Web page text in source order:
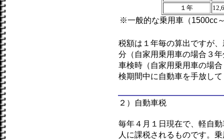
１年
※一般的な乗用車（1500cc
税額は１年毎の算出ですが
分（自家用乗用車の場合３
車検時（自家用乗用車の場
検期間中に自動車を手放し
２）自動車税
毎年４月１日現在で、軽自
人に課税されるものです。